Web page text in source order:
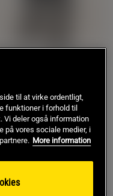
Køb
til at virke ordentligt,
funktioner i forhold til
Vi deler også information
på vores sociale medier, i
More information